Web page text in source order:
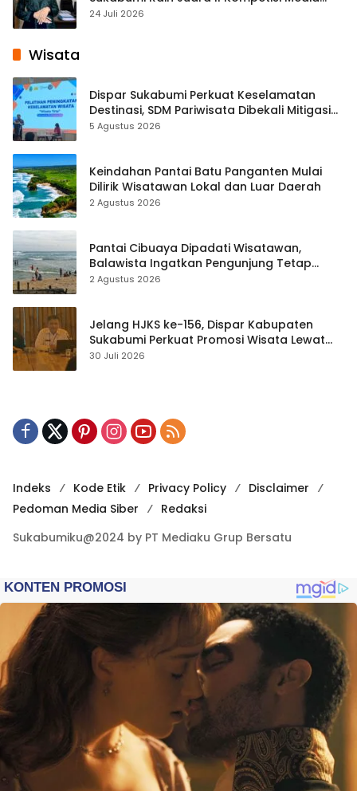
Pembelajaran Digital Tingkat Internasional
24 Juli 2026
Wisata
Dispar Sukabumi Perkuat Keselamatan
Destinasi, SDM Pariwisata Dibekali Mitigasi
hingga Teknik Evakuasi
5 Agustus 2026
Keindahan Pantai Batu Panganten Mulai
Dilirik Wisatawan Lokal dan Luar Daerah
2 Agustus 2026
Pantai Cibuaya Dipadati Wisatawan,
Balawista Ingatkan Pengunjung Tetap
Waspada
2 Agustus 2026
Jelang HJKS ke-156, Dispar Kabupaten
Sukabumi Perkuat Promosi Wisata Lewat
Publikasi Digital
30 Juli 2026
Indeks Kode Etik Privacy Policy
Disclaimer
Pedoman Media Siber
Redaksi
Sukabumiku@2024 by PT Mediaku Grup Bersatu